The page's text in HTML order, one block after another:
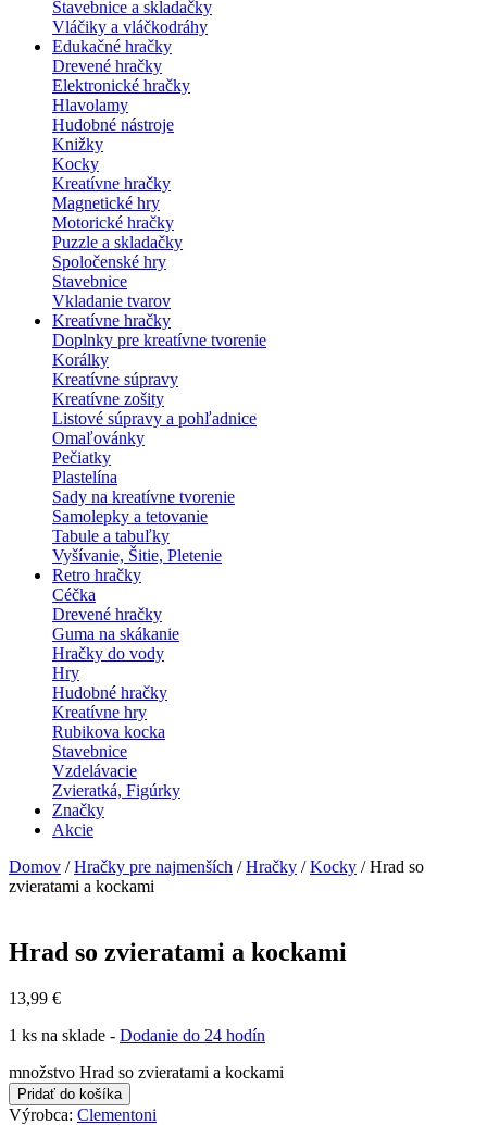
Stavebnice a skladačky
Vláčiky a vláčkodráhy
Edukačné hračky
Drevené hračky
Elektronické hračky
Hlavolamy
Hudobné nástroje
Knižky
Kocky
Kreatívne hračky
Magnetické hry
Motorické hračky
Puzzle a skladačky
Spoločenské hry
Stavebnice
Vkladanie tvarov
Kreatívne hračky
Doplnky pre kreatívne tvorenie
Korálky
Kreatívne súpravy
Kreatívne zošity
Listové súpravy a pohľadnice
Omaľovánky
Pečiatky
Plastelína
Sady na kreatívne tvorenie
Samolepky a tetovanie
Tabule a tabuľky
Vyšívanie, Šitie, Pletenie
Retro hračky
Céčka
Drevené hračky
Guma na skákanie
Hračky do vody
Hry
Hudobné hračky
Kreatívne hry
Rubikova kocka
Stavebnice
Vzdelávacie
Zvieratká, Figúrky
Značky
Akcie
Domov /Hračky pre najmenších /Hračky /Kocky / Hrad so
zvieratami a kockami
Hrad so zvieratami a kockami
13,99 €
1 ks na sklade - Dodanie do 24 hodín
množstvo Hrad so zvieratami a kockami
Pridať do košíka
Výrobca: Clementoni